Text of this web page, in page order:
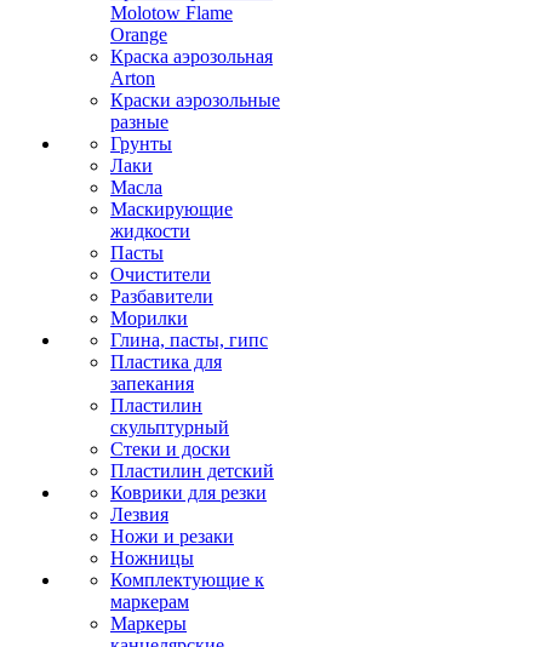
Molotow Flame
Orange
Краска аэрозольная
Arton
Краски аэрозольные
разные
Грунты
Лаки
Масла
Маскирующие
жидкости
Пасты
Очистители
Разбавители
Морилки
Глина, пасты, гипс
Пластика для
запекания
Пластилин
скульптурный
Стеки и доски
Пластилин детский
Коврики для резки
Лезвия
Ножи и резаки
Ножницы
Комплектующие к
маркерам
Маркеры